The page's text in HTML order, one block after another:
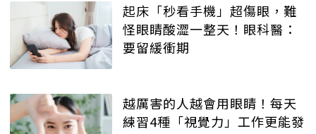
起床「秒看手機」超傷眼，難
怪眼睛酸澀一整天！眼科醫：
要留緩衝期
越厲害的人越會用眼睛！每天
練習4種「視覺力」工作更能發